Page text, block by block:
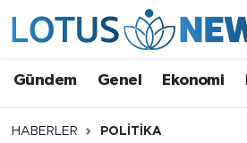
Gündem Genel Ekonomi
HABERLER POLITIKA
Ekonomi